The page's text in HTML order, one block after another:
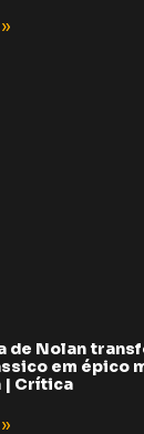
de Nolan
em épico
| Crítica